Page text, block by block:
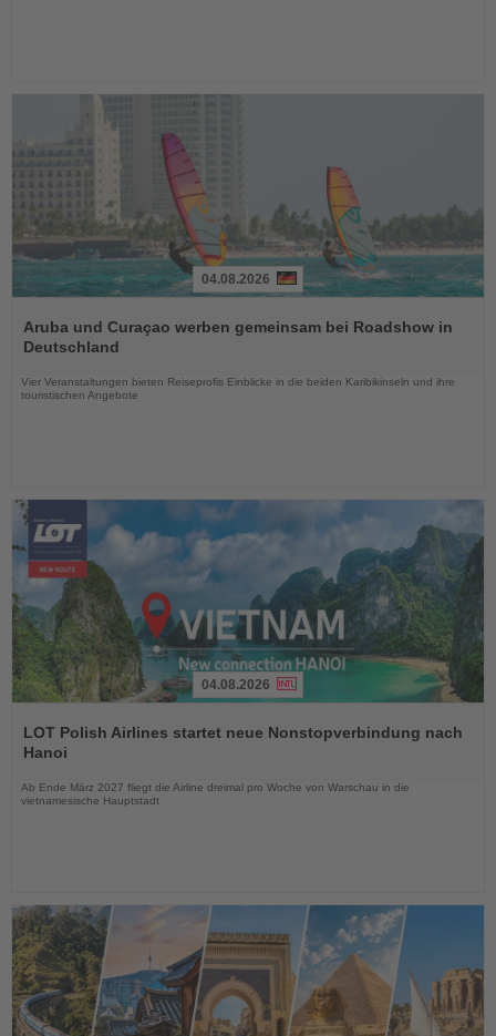
Sie
die
04.08.2026
Aruba und Curaçao werben gemeinsam bei Roadshow in
Deutschland
Vier Veranstaltungen bieten Reiseprofis Einblicke in die beiden Karibikinseln und ihre
touristischen Angebote
Sie
die
04.08.2026
LOT Polish Airlines startet neue Nonstopverbindung nach
Hanoi
Ab Ende März 2027 fliegt die Airline dreimal pro Woche von Warschau in die
vietnamesische Hauptstadt